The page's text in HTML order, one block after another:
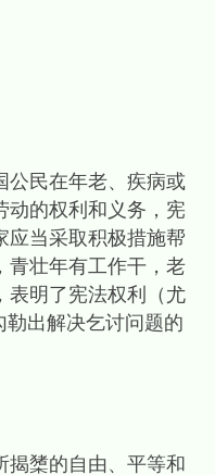
民在年老、疾病或
动的权利和义务，宪
应当采取积极措施帮
青壮年有工作干，老
表明了宪法权利（尤
出解决乞讨问题的
橥的自由、平等和